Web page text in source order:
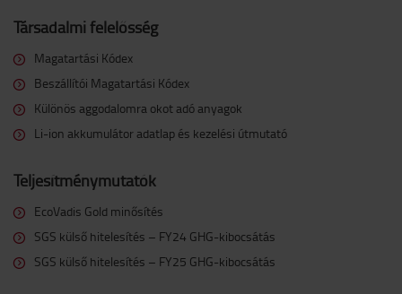
Társadalmi felelősség
Magatartási Kódex
Beszállítói Magatartási Kódex
Különös aggodalomra okot adó anyagok
Li-ion akkumulátor adatlap és kezelési útmutató
Teljesítménymutatók
EcoVadis Gold minősítés
SGS külső hitelesítés – FY24 GHG-kibocsátás
SGS külső hitelesítés – FY25 GHG-kibocsátás